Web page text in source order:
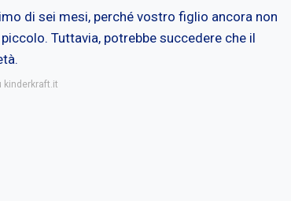
di sei mesi, perché vostro figlio ancora non
Tuttavia, potrebbe succedere che il
kinderkraft.it